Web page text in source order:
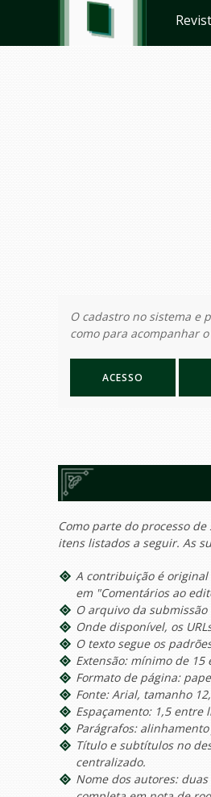
O cadastro no sistema e
como para acompanhar
ACESSO
Como parte do processo
itens listados a seguir. As
A contribuição é
em "Comentários ao
O arquivo da
Onde disponível, os
O texto segue os
Extensão: mínimo de 15
Formato de página:
Fonte: Arial, tamanho
Espaçamento: 1,5 entre
Parágrafos:
Título e subtítulos no
centralizado.
Nome dos autores: